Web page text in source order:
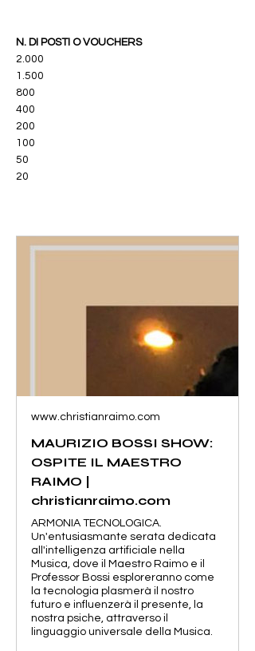
N. DI POSTI O VOUCHERS
2.000
1.500
800
400
200
100
50
20
www.christianraimo.com
MAURIZIO BOSSI SHOW:
OSPITE IL MAESTRO
RAIMO |
christianraimo.com
ARMONIA TECNOLOGICA.
Un'entusiasmante serata dedicata
all'intelligenza artificiale nella
Musica, dove il Maestro Raimo e il
Professor Bossi esploreranno come
la tecnologia plasmerà il nostro
futuro e influenzerà il presente, la
nostra psiche, attraverso il
linguaggio universale della Musica.